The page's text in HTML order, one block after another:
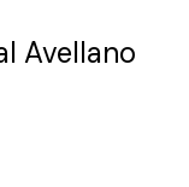
Avellano